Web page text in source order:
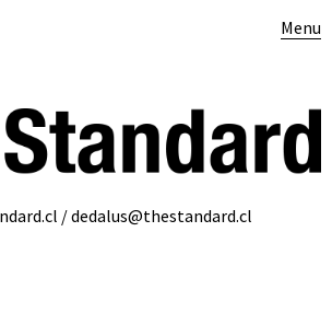
Menu
/ dedalus@thestandard.cl